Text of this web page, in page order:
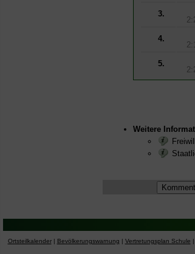
3.
4.
5.
Weitere
Ortsteilkalender| Bevölkerungswarnung | Vertretungsplan Schule |